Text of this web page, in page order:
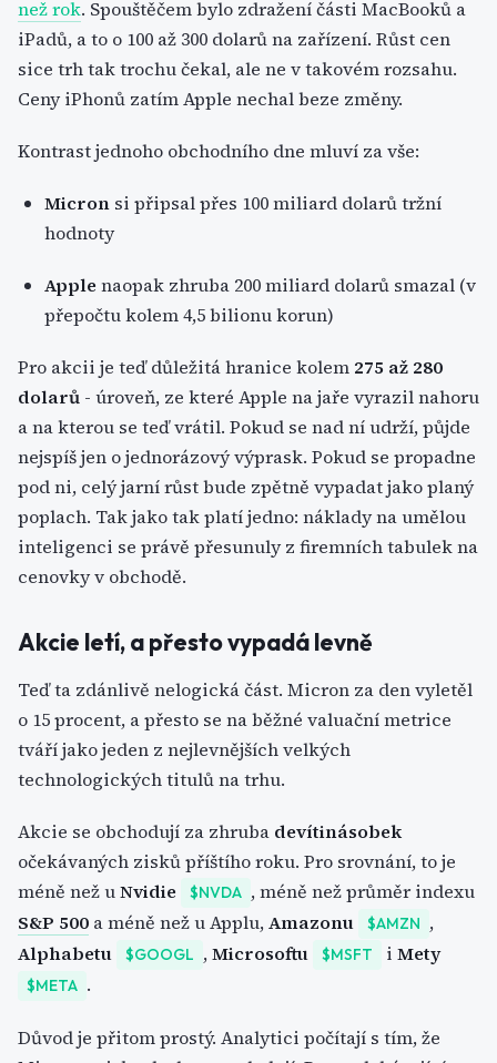
než rok. Spouštěčem bylo zdražení části MacBooků a
iPadů, a to o 100 až 300 dolarů na zařízení. Růst cen
sice trh tak trochu čekal, ale ne v takovém rozsahu.
Ceny iPhonů zatím Apple nechal beze změny.
Kontrast jednoho obchodního dne mluví za vše:
Micron si připsal přes 100 miliard dolarů tržní
hodnoty
Apple naopak zhruba 200 miliard dolarů smazal (v
přepočtu kolem 4,5 bilionu korun)
Pro akcii je teď důležitá hranice kolem 275 až 280
dolarů - úroveň, ze které Apple na jaře vyrazil nahoru
a na kterou se teď vrátil. Pokud se nad ní udrží, půjde
nejspíš jen o jednorázový výprask. Pokud se propadne
pod ni, celý jarní růst bude zpětně vypadat jako planý
poplach. Tak jako tak platí jedno: náklady na umělou
inteligenci se právě přesunuly z firemních tabulek na
cenovky v obchodě.
Akcie letí, a přesto vypadá levně
Teď ta zdánlivě nelogická část. Micron za den vyletěl
o 15 procent, a přesto se na běžné valuační metrice
tváří jako jeden z nejlevnějších velkých
technologických titulů na trhu.
Akcie se obchodují za zhruba devítinásobek
očekávaných zisků příštího roku. Pro srovnání, to je
méně než uNvidie $NVDA , méně než průměr indexu
S&P 500 a méně než u Applu,Amazonu $AMZN ,
Alphabetu
$GOOGL ,Microsoftu $MSFT i Mety
$META .
Důvod je přitom prostý. Analytici počítají s tím, že